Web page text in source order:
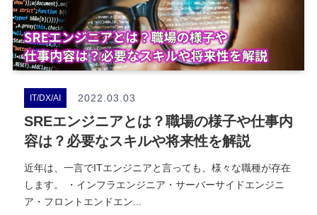
IT/DX/AI 2022.03.03
SREエンジニアとは？職場の様子や仕事内
容は？必要なスキルや将来性を解説
近年は、一言でITエンジニアと言っても、様々な職種が存在
します。 ・インフラエンジニア・サーバーサイドエンジニ
ア・フロントエンドエン...